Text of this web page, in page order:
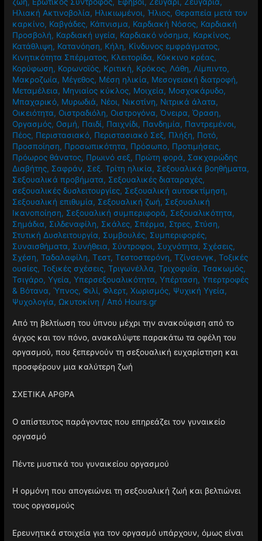
ζωή, Ερωτικός Σύντροφος, Έφηβοι, Ζευγάρι, Ζευγάρια,
Ηλιακή Ακτινοβολία, Ηλικιωμένοι, Ήλιος, Θεραπεία μετά τον
καρκίνο, Καβγάδες, Κάπνισμα, Καρδιακή Νόσος, Καρδιακή
Προσβολή, Καρδιακή υγεία, Καρδιακό νόσημα, Καρκίνος,
Κατάθλιψη, Κατανόηση, Κήλη, Κίνδυνος εμφράγματος,
Κινητικότητα Σπέρματος, Κλειτορίδα, Κόκκινο κρέας,
Κορύφωση, Κορωνοϊός, Κριτική, Κρόκος,Λάθη,Λίμπιντο,
Μακροζωία, Μέγεθος, Μέση ηλικία, Μεσογειακή διατροφή,
Μεταμέλεια, Μηνιαίος κύκλος, Μοιχεία, Μοσχοκάρυδο,
Μπαχαρικό, Μυρωδιά, Νέοι, Νικοτίνη, Νιτρικά άλατα,
Οικειότητα, Οιστραδιόλη, Οιστρογόνα,Όνειρα,Όραση,
Οργασμός, Οσμή, Παιδί, Παιχνίδι, Πανδημία, Παντρεμένοι,
Πέος, Περιστασιακό, Περιστασιακό Σεξ, Πλήξη, Ποτό,
Προσποίηση, Προσωπικότητα, Πρόσωπο, Προτιμήσεις,
Πρόωρος θάνατος, Πρωινό σεξ, Πρώτη φορά, Σακχαρώδης
Διαβήτης, Σαφράν, Σεξ. Τρίτη ηλικία, Σεξουαλικά βοηθήματα,
Σεξουαλικά προβήματα, Σεξουαλικές διαταραχές,
σεξουαλικές δυσλειτουργίες, Σεξουαλική αυτοεκτίμηση,
Σεξουαλική επιθυμία, Σεξουαλική ζωή, Σεξουαλική
Ικανοποίηση, Σεξουαλική συμπεριφορά, Σεξουαλικότητα,
Σημάδια, Σιλδεναφίλη, Σκάλες, Σπέρμα, Στρες, Στύση,
Στυτική Δυσλειτουργία, Συμβουλές, Συμπεριφορές,
Συναισθήματα, Συνήθεια, Σύντροφοι, Συχνότητα, Σχέσεις,
Σχέση,Ταδαλαφίλη,Τεστ,Τεστοστερόνη,Τζίνσενγκ,Τοξικές
ουσίες,Τοξικές σχέσεις,Τριγωνέλλα,Τριχοφυΐα,Τσακωμός,
Τσιγάρο,Υγεία,Υπερσεξουαλικότητα,Υπέρταση,Υπερτροφές
& Βότανα,Ύπνος,Φιλί,Φλερτ,Χωρισμός, Ψυχική Υγεία,
Ψυχολογία,Ωκυτοκίνη / Από Hours.gr
Από τη βελτίωση του ύπνου μέχρι την ανακούφιση από το
άγχος και τον πόνο, ανακαλύψτε παρακάτω τα οφέλη του
οργασμού, που ξεπερνούν τη σεξουαλική ευχαρίστηση και
προσφέρουν μια καλύτερη ζωή
ΣΧΕΤΙΚΑ ΑΡΘΡΑ
Ο απίστευτος παράγοντας που επηρεάζει τον γυναικείο
οργασμό
Πέντε μυστικά του γυναικείου οργασμού
Η ορμόνη που απογειώνει τη σεξουαλική ζωή και βελτιώνει
τους οργασμούς
Ερευνητικά στοιχεία για τον οργασμό υπάρχουν, όμως είναι